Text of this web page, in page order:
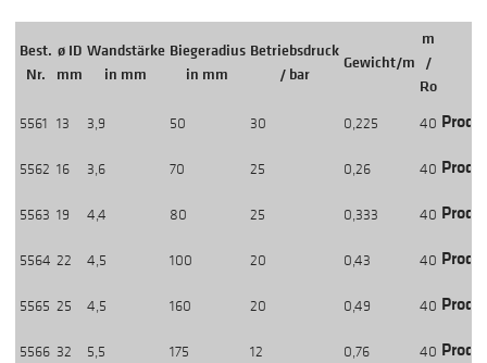
Best.
Nr.
ø ID
mm
Wandstärke
in mm
Biegeradius
in mm
Betriebsdruck
/ bar
Gewicht/m
m
/
Ro
5561 13 3,9 50 30 0,225 40
5562 16 3,6 70 25 0,26 40
5563 19 4,4 80 25 0,333 40
5564 22 4,5 100 20 0,43 40
5565 25 4,5 160 20 0,49 40
5566 32 5,5 175 12 0,76 40